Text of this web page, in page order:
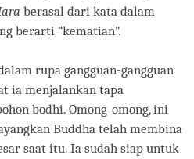
berasal dari kata dalam
berarti “kematian”.
rupa gangguan-gangguan
ia menjalankan tapa
bodhi. Omong-omong, ini
Buddha telah membina
saat itu. Ia sudah siap untuk